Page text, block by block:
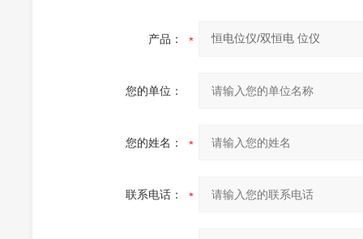
产品：
您的单位：
您的姓名：
联系电话：